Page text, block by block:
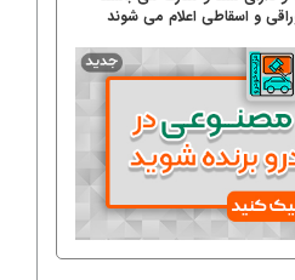
و اسقاطی اعلام می شوند